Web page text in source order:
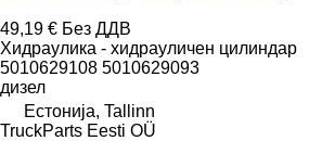
49,19 € Без ДДВ
Хидраулика - хидрауличен цилиндар
5010629108 5010629093
дизел
Естонија, Tallinn
TruckParts Eesti OÜ